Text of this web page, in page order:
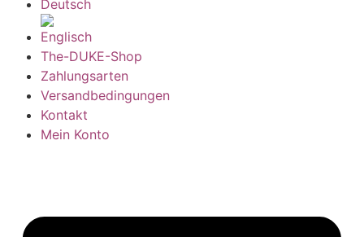
The-DUKE-Shop
Zahlungsarten
Versandbedingungen
Kontakt
Mein Konto